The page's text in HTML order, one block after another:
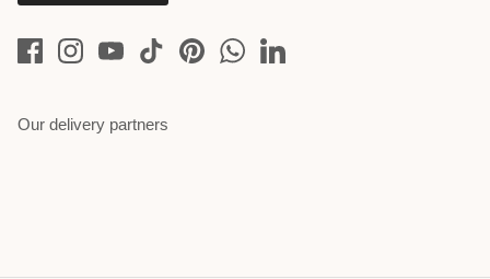
Our delivery partners